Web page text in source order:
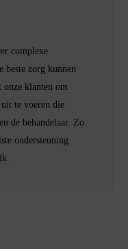
complexe
beste zorg kunnen
onze klanten om
te voeren die
de behandelaar. Zo
ondersteuning